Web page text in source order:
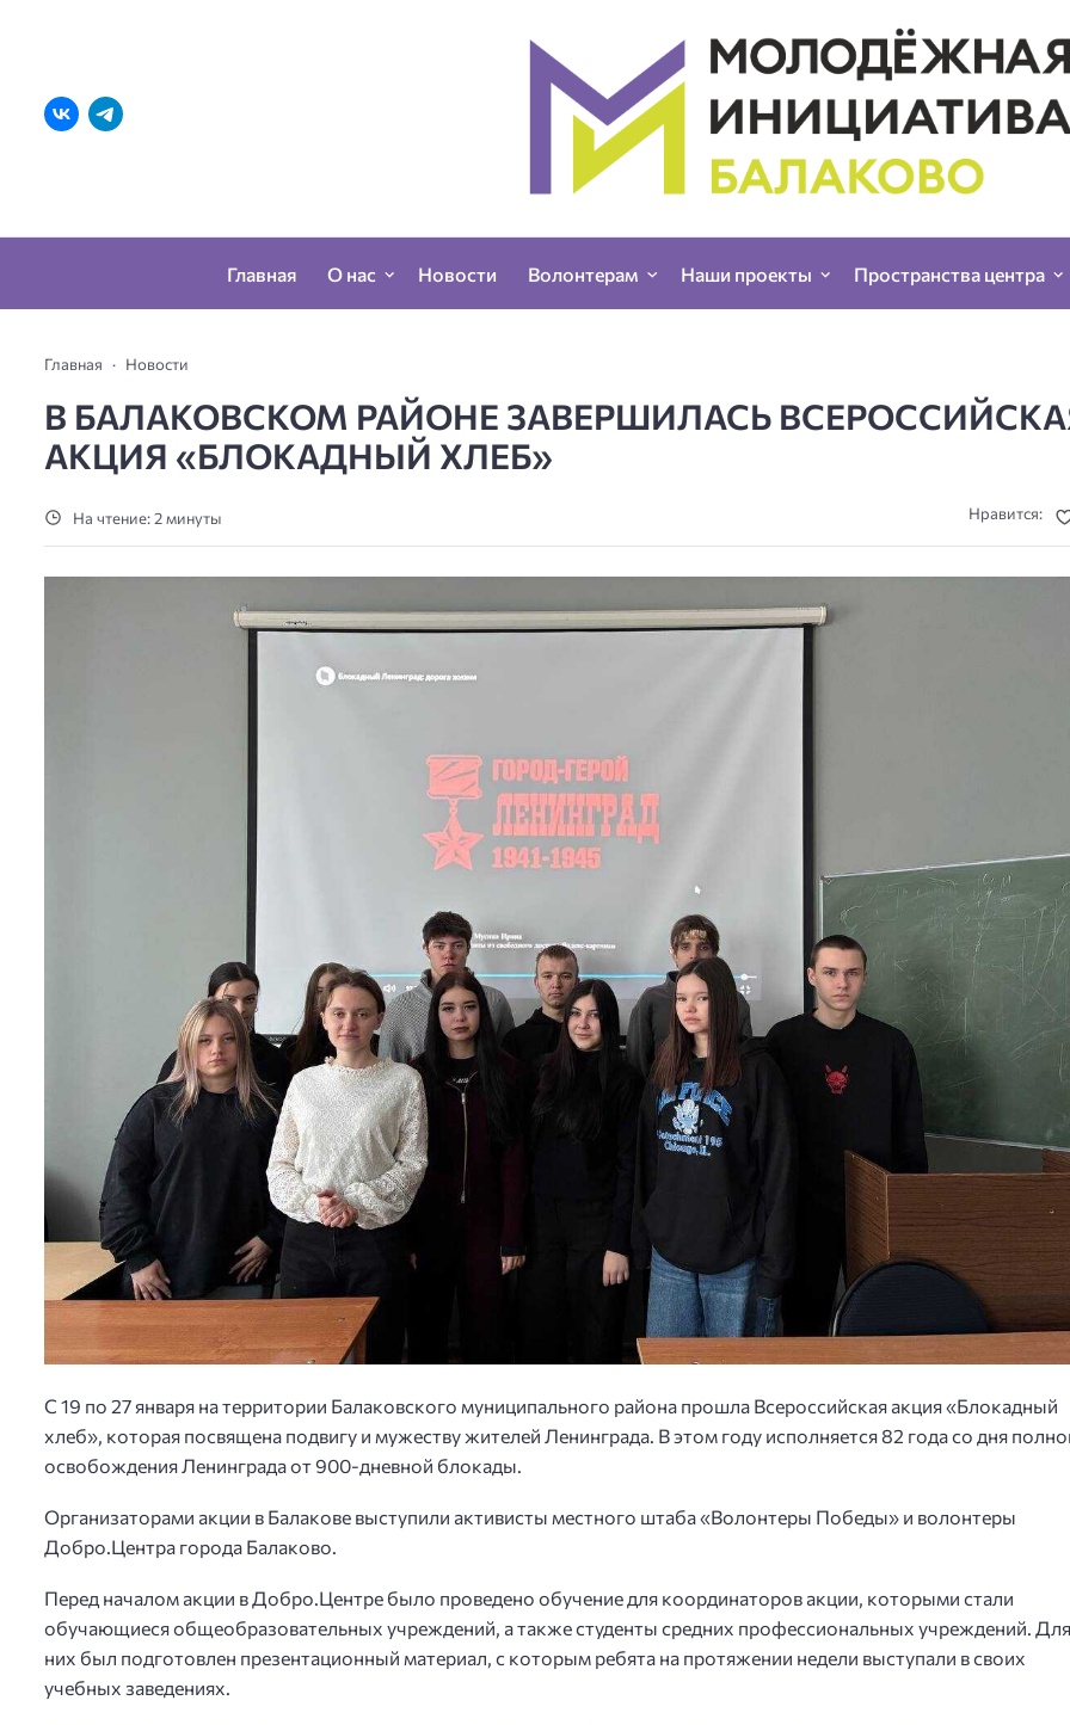
Главная О нас Новости Волонтерам Наши проекты Пространства центра
Главная Новости
В БАЛАКОВСКОМ РАЙОНЕ ЗАВЕРШИЛАСЬ
АКЦИЯ «БЛОКАДНЫЙ ХЛЕБ»
На чтение: 2 минуты Нравится:
С 19 по 27 января на территории Балаковского муниципального района прошла Всероссийская акция «Блокадный
хлеб», которая посвящена подвигу и мужеству жителей Ленинграда. В этом году исполняется 82 года со дня
освобождения Ленинграда от 900-дневной блокады.
Организаторами акции в Балакове выступили активисты местного штаба «Волонтеры Победы» и волонтеры
Добро.Центра города Балаково.
Перед началом акции в Добро.Центре было проведено обучение для координаторов акции, которыми стали
обучающиеся общеобразовательных учреждений, а также студенты средних профессиональных учреждений. Для
них был подготовлен презентационный материал, с которым ребята на протяжении недели выступали в своих
учебных заведениях.